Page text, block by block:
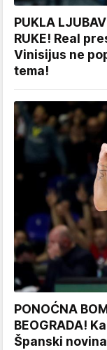
PUKLA
RUKE! Real
Vinisijus ne
tema!
PONOĆNA
BEOGRADA!
Španski